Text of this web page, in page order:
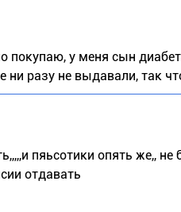
у меня сын
разу не выдавали, так
пяьсотики опять же,, не
отдавать